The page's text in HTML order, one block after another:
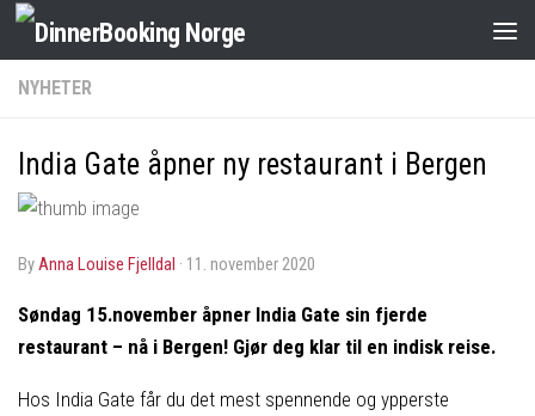
NYHETER
India Gate åpner ny restaurant i Bergen
byAnna Louise Fjelldal · 11. november 2020
Søndag 15.november åpner India Gate sin fjerde
restaurant – nå i Bergen! Gjør deg klar til en indisk reise.
Hos India Gate får du det mest spennende og ypperste